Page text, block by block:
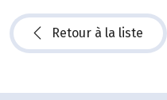
Retour à la liste